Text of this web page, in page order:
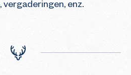
vergaderingen, enz.